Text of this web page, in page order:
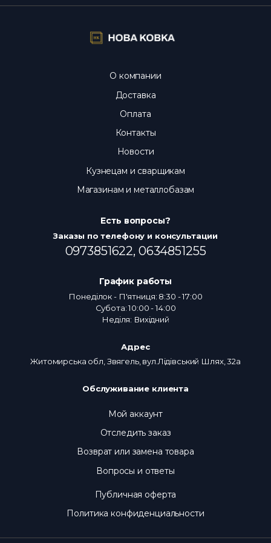
актуальны каждый день.
О компании
Доставка
Оплата
Контакты
Новости
Кузнецам и сварщикам
Магазинам и металлобазам
Есть вопросы?
Заказы по телефону и консультации
0973851622, 0634851255
График работы
Понеділок - П'ятниця: 8:30 - 17:00
Субота: 10:00 - 14:00
Неділя: Вихідний
Адрес
Житомирська обл, Звягель, вул.Лідівський Шлях, 32а
Обслуживание клиента
Мой аккаунт
Отследить заказ
Возврат или замена товара
Вопросы и ответы
Публичная оферта
Политика конфиденциальности